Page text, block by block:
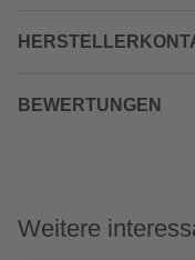
BEWERTUNGEN
Weitere